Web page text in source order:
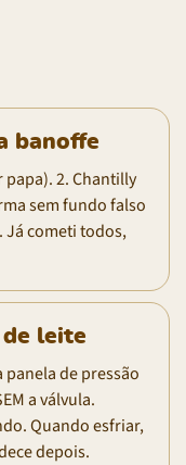
banoffe
papa). 2. Chantilly
sem fundo falso
Já cometi todos,
de leite
panela de pressão
a válvula.
Quando esfriar,
depois.